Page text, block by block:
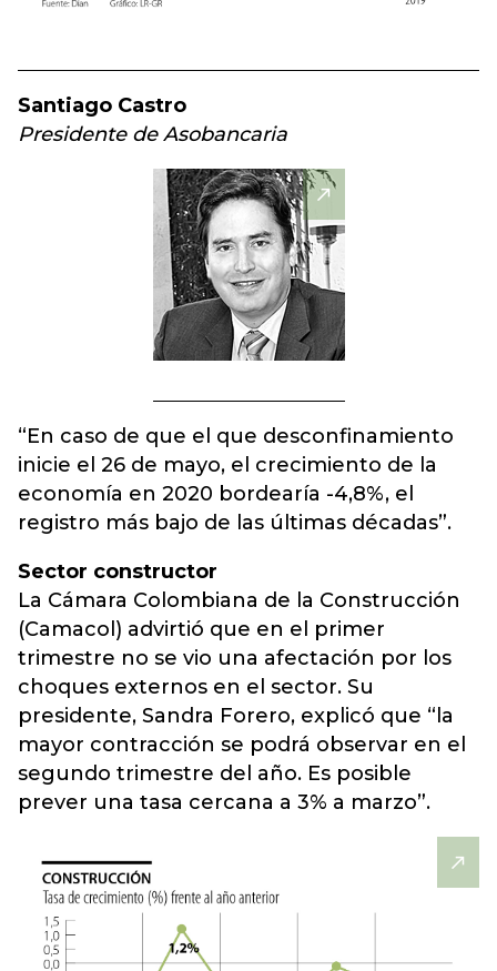
Santiago Castro
Presidente de Asobancaria
“En caso de que el que desconfinamiento
inicie el 26 de mayo, el crecimiento de la
economía en 2020 bordearía -4,8%, el
registro más bajo de las últimas décadas”.
Sector constructor
La Cámara Colombiana de la Construcción
(Camacol) advirtió que en el primer
trimestre no se vio una afectación por los
choques externos en el sector. Su
presidente, Sandra Forero, explicó que “la
mayor contracción se podrá observar en el
segundo trimestre del año. Es posible
prever una tasa cercana a 3% a marzo”.